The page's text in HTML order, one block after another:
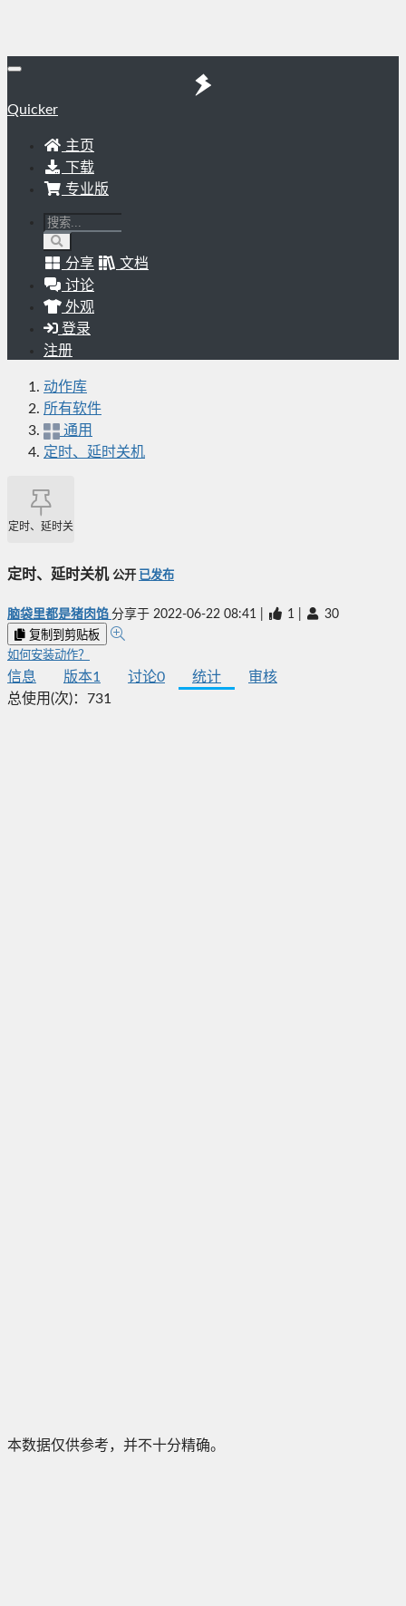
Quicker
主页
下载
专业版
分享
文档
讨论
外观
登录
注册
动作库
所有软件
通用
定时、延时关机
定时、延时关机
定时、延时关机 公开 已发布
脑袋里都是猪肉馅 分享于 2022-06-22 08:41 1 30
复制到剪贴板
如何安装动作？
信息 版本1 讨论0 统计
审核
总使用(次)： 731
本数据仅供参考，并不十分精确。